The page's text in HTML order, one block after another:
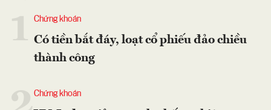
Chứng khoán
Có tiền bắt đáy, loạt cổ phiếu đảo chiều
thành công
Chứng khoán